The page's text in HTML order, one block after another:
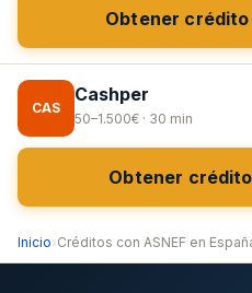
Obtener
CAS
Cashper
50–1.500€ · 30 min
Obtener
Inicio›Créditos con ASNEF en